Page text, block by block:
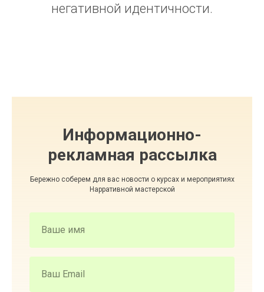
негативной идентичности.
Информационно-
рекламная рассылка
Бережно соберем для вас новости о курсах и мероприятиях
Нарративной мастерской